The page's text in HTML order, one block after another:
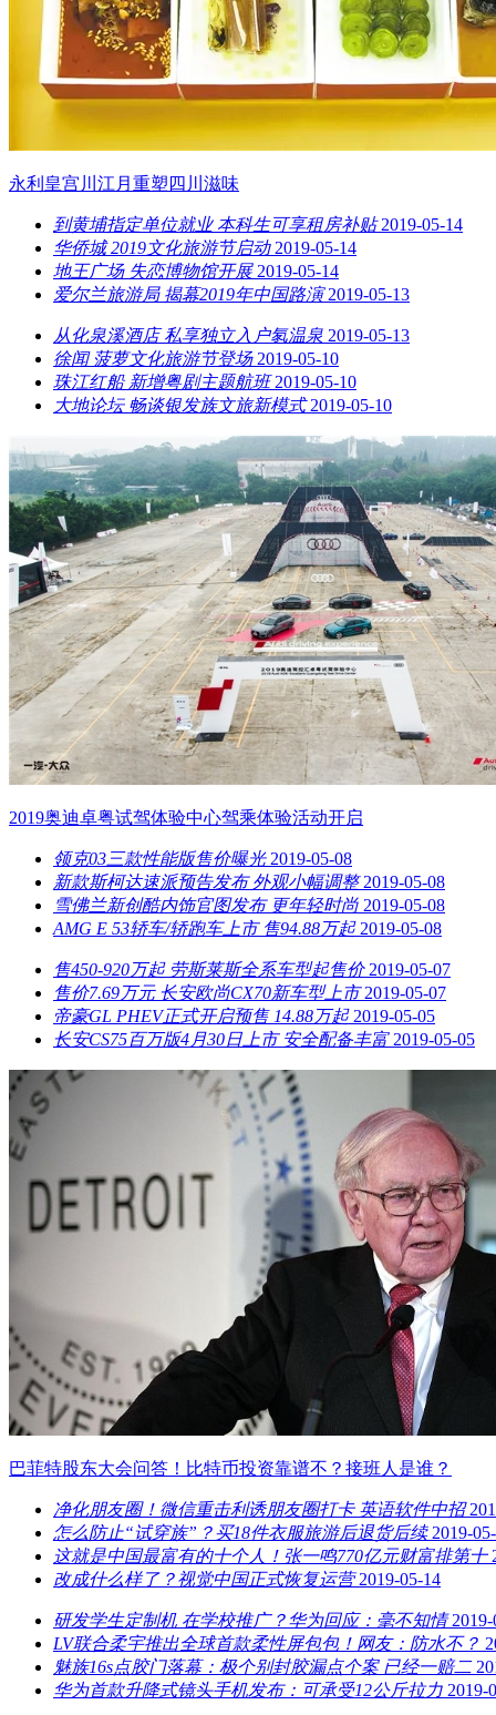
永利皇宫川江月重塑四川滋味
到黄埔指定单位就业 本科生可享租房补贴 2019-05-14
华侨城 2019文化旅游节启动 2019-05-14
地王广场 失恋博物馆开展 2019-05-14
爱尔兰旅游局 揭幕2019年中国路演 2019-05-13
从化泉溪酒店 私享独立入户氡温泉 2019-05-13
徐闻 菠萝文化旅游节登场 2019-05-10
珠江红船 新增粤剧主题航班 2019-05-10
大地论坛 畅谈银发族文旅新模式 2019-05-10
​2019奥迪卓粤试驾体验中心驾乘体验活动开启
领克03三款性能版售价曝光 2019-05-08
新款斯柯达速派预告发布 外观小幅调整 2019-05-08
雪佛兰新创酷内饰官图发布 更年轻时尚 2019-05-08
AMG E 53轿车/轿跑车上市 售94.88万起 2019-05-08
售450-920万起 劳斯莱斯全系车型起售价 2019-05-07
售价7.69万元 长安欧尚CX70新车型上市 2019-05-07
帝豪GL PHEV正式开启预售 14.88万起 2019-05-05
长安CS75百万版4月30日上市 安全配备丰富 2019-05-05
巴菲特股东大会问答！比特币投资靠谱不？接班人是谁？
净化朋友圈！微信重击利诱朋友圈打卡 英语软件中招
怎么防止“试穿族”？买18件衣服旅游后退货后续 2019-
这就是中国最富有的十个人！张一鸣770亿元财富排第十
改成什么样了？视觉中国正式恢复运营 2019-05-14
研发学生定制机 在学校推广？华为回应：毫不知情
LV联合柔宇推出全球首款柔性屏包包！网友：防水不？
魅族16s点胶门落幕：极个别封胶漏点个案 已经一赔二
华为首款升降式镜头手机发布：可承受12公斤拉力 2019-